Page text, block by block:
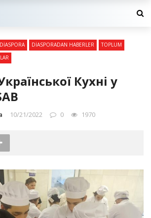
DIASPORA DIASPORADAN HABERLER
TOPLUM
Кухні у
10/21/2022 0 1970